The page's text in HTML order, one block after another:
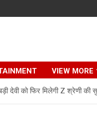
VIEW MORE
को फिर मिलेगी Z श्रेणी की